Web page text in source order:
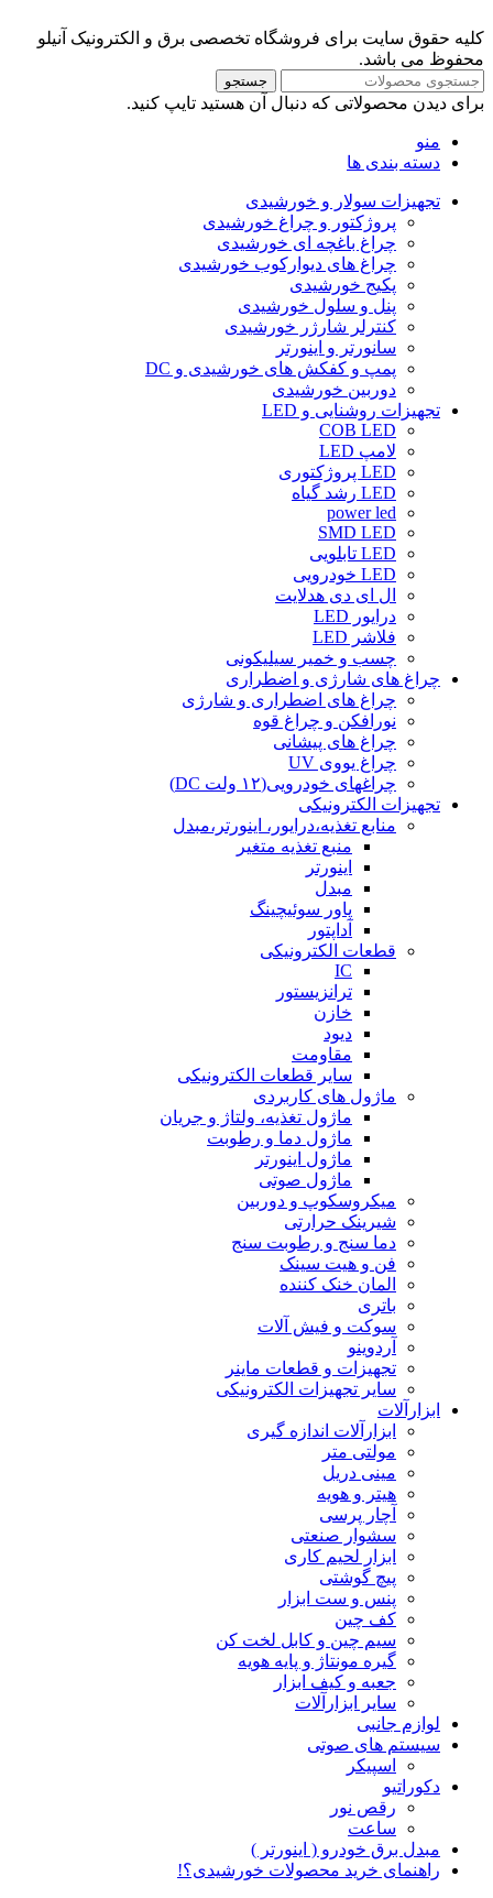
کلیه حقوق سایت برای فروشگاه تخصصی برق و الکترونیک آنیلو
محفوظ می باشد.
جستجو
برای دیدن محصولاتی که دنبال آن هستید تایپ کنید.
منو
دسته بندی ها
تجهیزات سولار و خورشیدی
پروژکتور و چراغ خورشیدی
چراغ باغچه ای خورشیدی
چراغ های دیوارکوب خورشیدی
پکیج خورشیدی
پنل و سلول خورشیدی
کنترلر شارژر خورشیدی
سانورتر و اینورتر
پمپ و کفکش های خورشیدی و DC
دوربین خورشیدی
تجهیزات روشنایی و LED
COB LED
لامپ LED
LED پروژکتوری
LED رشد گیاه
power led
SMD LED
LED تابلویی
LED خودرویی
ال ای دی هدلایت
درایور LED
فلاشر LED
چسب و خمیر سیلیکونی
چراغ های شارژی و اضطراری
چراغ های اضطراری و شارژی
نورافکن و چراغ قوه
چراغ های پیشانی
چراغ یووی UV
چراغهای خودرویی(۱۲ ولت DC)
تجهیزات الکترونیکی
منابع تغذیه،درایور، اینورتر،مبدل
منبع تغذیه متغیر
اینورتر
مبدل
پاور سوئیچینگ
آداپتور
قطعات الکترونیکی
IC
ترانزیستور
خازن
دیود
مقاومت
سایر قطعات الکترونیکی
ماژول های کاربردی
ماژول تغذیه، ولتاژ و جریان
ماژول دما و رطوبت
ماژول اینورتر
ماژول صوتی
میکروسکوپ و دوربین
شیرینک حرارتی
دما سنج و رطوبت سنج
فن و هیت سینک
المان خنک کننده
باتری
سوکت و فیش آلات
آردوینو
تجهیزات و قطعات ماینر
سایر تجهیزات الکترونیکی
ابزارآلات
ابزارآلات اندازه گیری
مولتی متر
مینی دریل
هیتر و هویه
آچار پرسی
سشوار صنعتی
ابزار لحیم کاری
پیچ گوشتی
پنس و ست ابزار
کف چین
سیم چین و کابل لخت کن
گیره مونتاژ و پایه هویه
جعبه و کیف ابزار
سایر ابزارآلات
لوازم جانبی
سیستم های صوتی
اسپیکر
دکوراتیو
رقص نور
ساعت
مبدل برق خودرو ( اینورتر )
راهنمای خرید محصولات خورشیدی؟!